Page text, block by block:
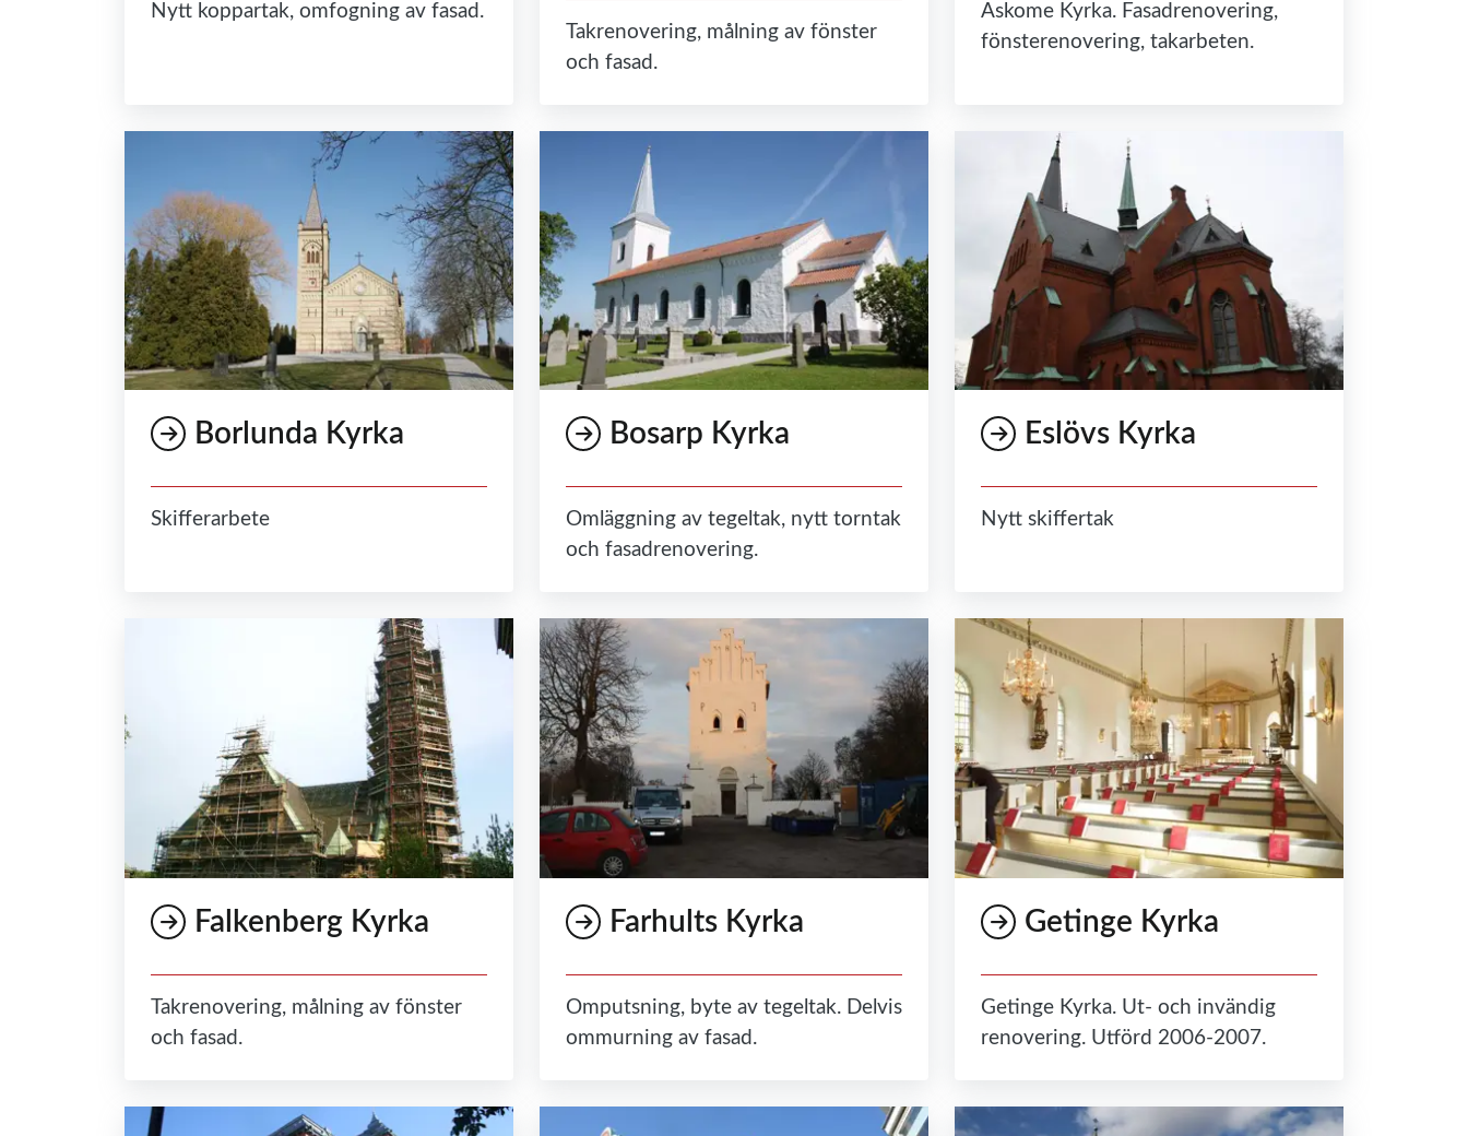
Nytt koppartak, omfogning av fasad.
Takrenovering, målning av fönster
och fasad.
Askome Kyrka. Fasadrenovering,
fönsterenovering, takarbeten.
Borlunda Kyrka
Skifferarbete
Bosarp Kyrka
Omläggning av tegeltak, nytt torntak
och fasadrenovering.
Eslövs Kyrka
Nytt skiffertak
Falkenberg Kyrka
Takrenovering, målning av fönster
och fasad.
Farhults Kyrka
Omputsning, byte av tegeltak. Delvis
ommurning av fasad.
Getinge Kyrka
Getinge Kyrka. Ut- och invändig
renovering. Utförd 2006-2007.